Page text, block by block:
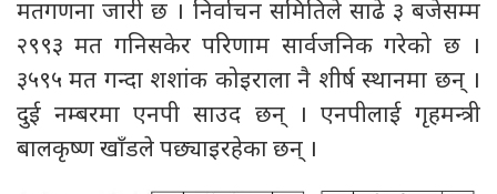
मतगणना जारी छ । निर्वाचन समितिले साढे ३ बजेसम्म
२९९३ मत गनिसकेर परिणाम सार्वजनिक गरेको छ ।
३५९५ मत गन्दा शशांक कोइराला नै शीर्ष स्थानमा छन् ।
दुई नम्बरमा एनपी साउद छन् । एनपीलाई गृहमन्त्री
बालकृष्ण खाँडले पछ्याइरहेका छन् ।